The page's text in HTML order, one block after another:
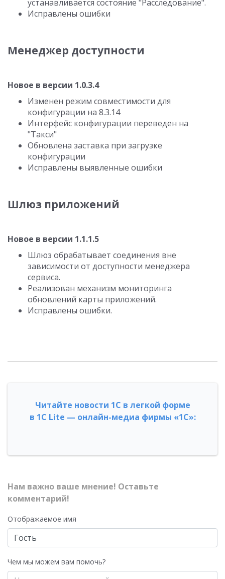
устанавливается состояние "Расследование".
Исправлены ошибки
Менеджер доступности
Новое в версии 1.0.3.4
Изменен режим совместимости для
конфигурации на 8.3.14
Интерфейс конфигурации переведен на
"Такси"
Обновлена заставка при загрузке
конфигурации
Исправлены выявленные ошибки
Шлюз приложений
Новое в версии 1.1.1.5
Шлюз обрабатывает соединения вне
зависимости от доступности менеджера
сервиса.
Реализован механизм мониторинга
обновлений карты приложений.
Исправлены ошибки.
Читайте новости 1С в легкой форме
в 1С Lite — онлайн-медиа фирмы «1С»:
Нам важно ваше мнение! Оставьте
комментарий!
Отображаемое имя
Чем мы можем вам помочь?